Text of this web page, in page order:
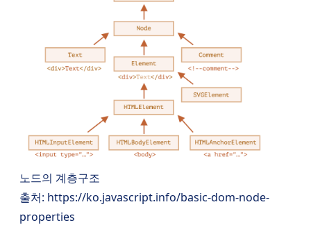
노드의 계층구조
출처: https://ko.javascript.info/basic-dom-node-
properties